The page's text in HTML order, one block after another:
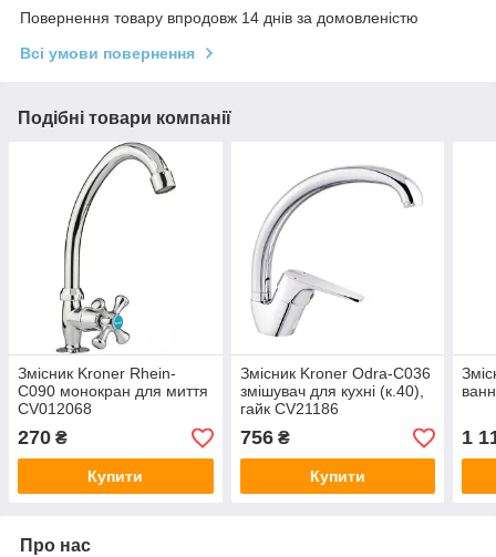
Повернення товару впродовж 14 днів за домовленістю
Всі умови повернення
Подібні товари компанії
Змісник Kroner Rhein-
C090 монокран для миття
CV012068
270 ₴
Купити
Змісник Kroner Odra-C036
змішувач для кухні (к.40),
гайк CV21186
756₴
Купити
1
Про нас